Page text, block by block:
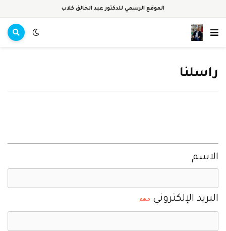
الموقع الرسمي للدكتور عبد الخالق كلاب
راسلنا
الاسم
البريد الإلكتروني مهم